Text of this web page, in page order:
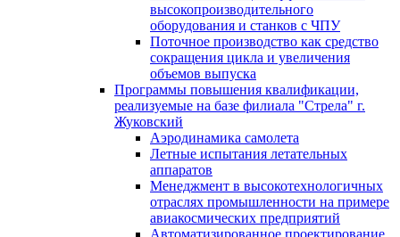
высокопроизводительного
оборудования и станков с ЧПУ
Поточное производство как средство
сокращения цикла и увеличения
объемов выпуска
Программы повышения квалификации,
реализуемые на базе филиала "Стрела" г.
Жуковский
Аэродинамика самолета
Летные испытания летательных
аппаратов
Менеджмент в высокотехнологичных
отраслях промышленности на примере
авиакосмических предприятий
Автоматизированное проектирование